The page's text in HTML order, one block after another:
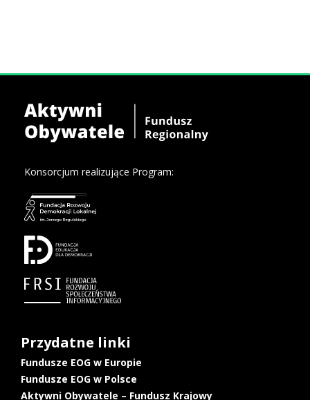
Konsorcjum realizujące Program:
Przydatne linki
Fundusze EOG w Europie
Fundusze EOG w Polsce
Aktywni Obywatele – Fundusz Krajowy